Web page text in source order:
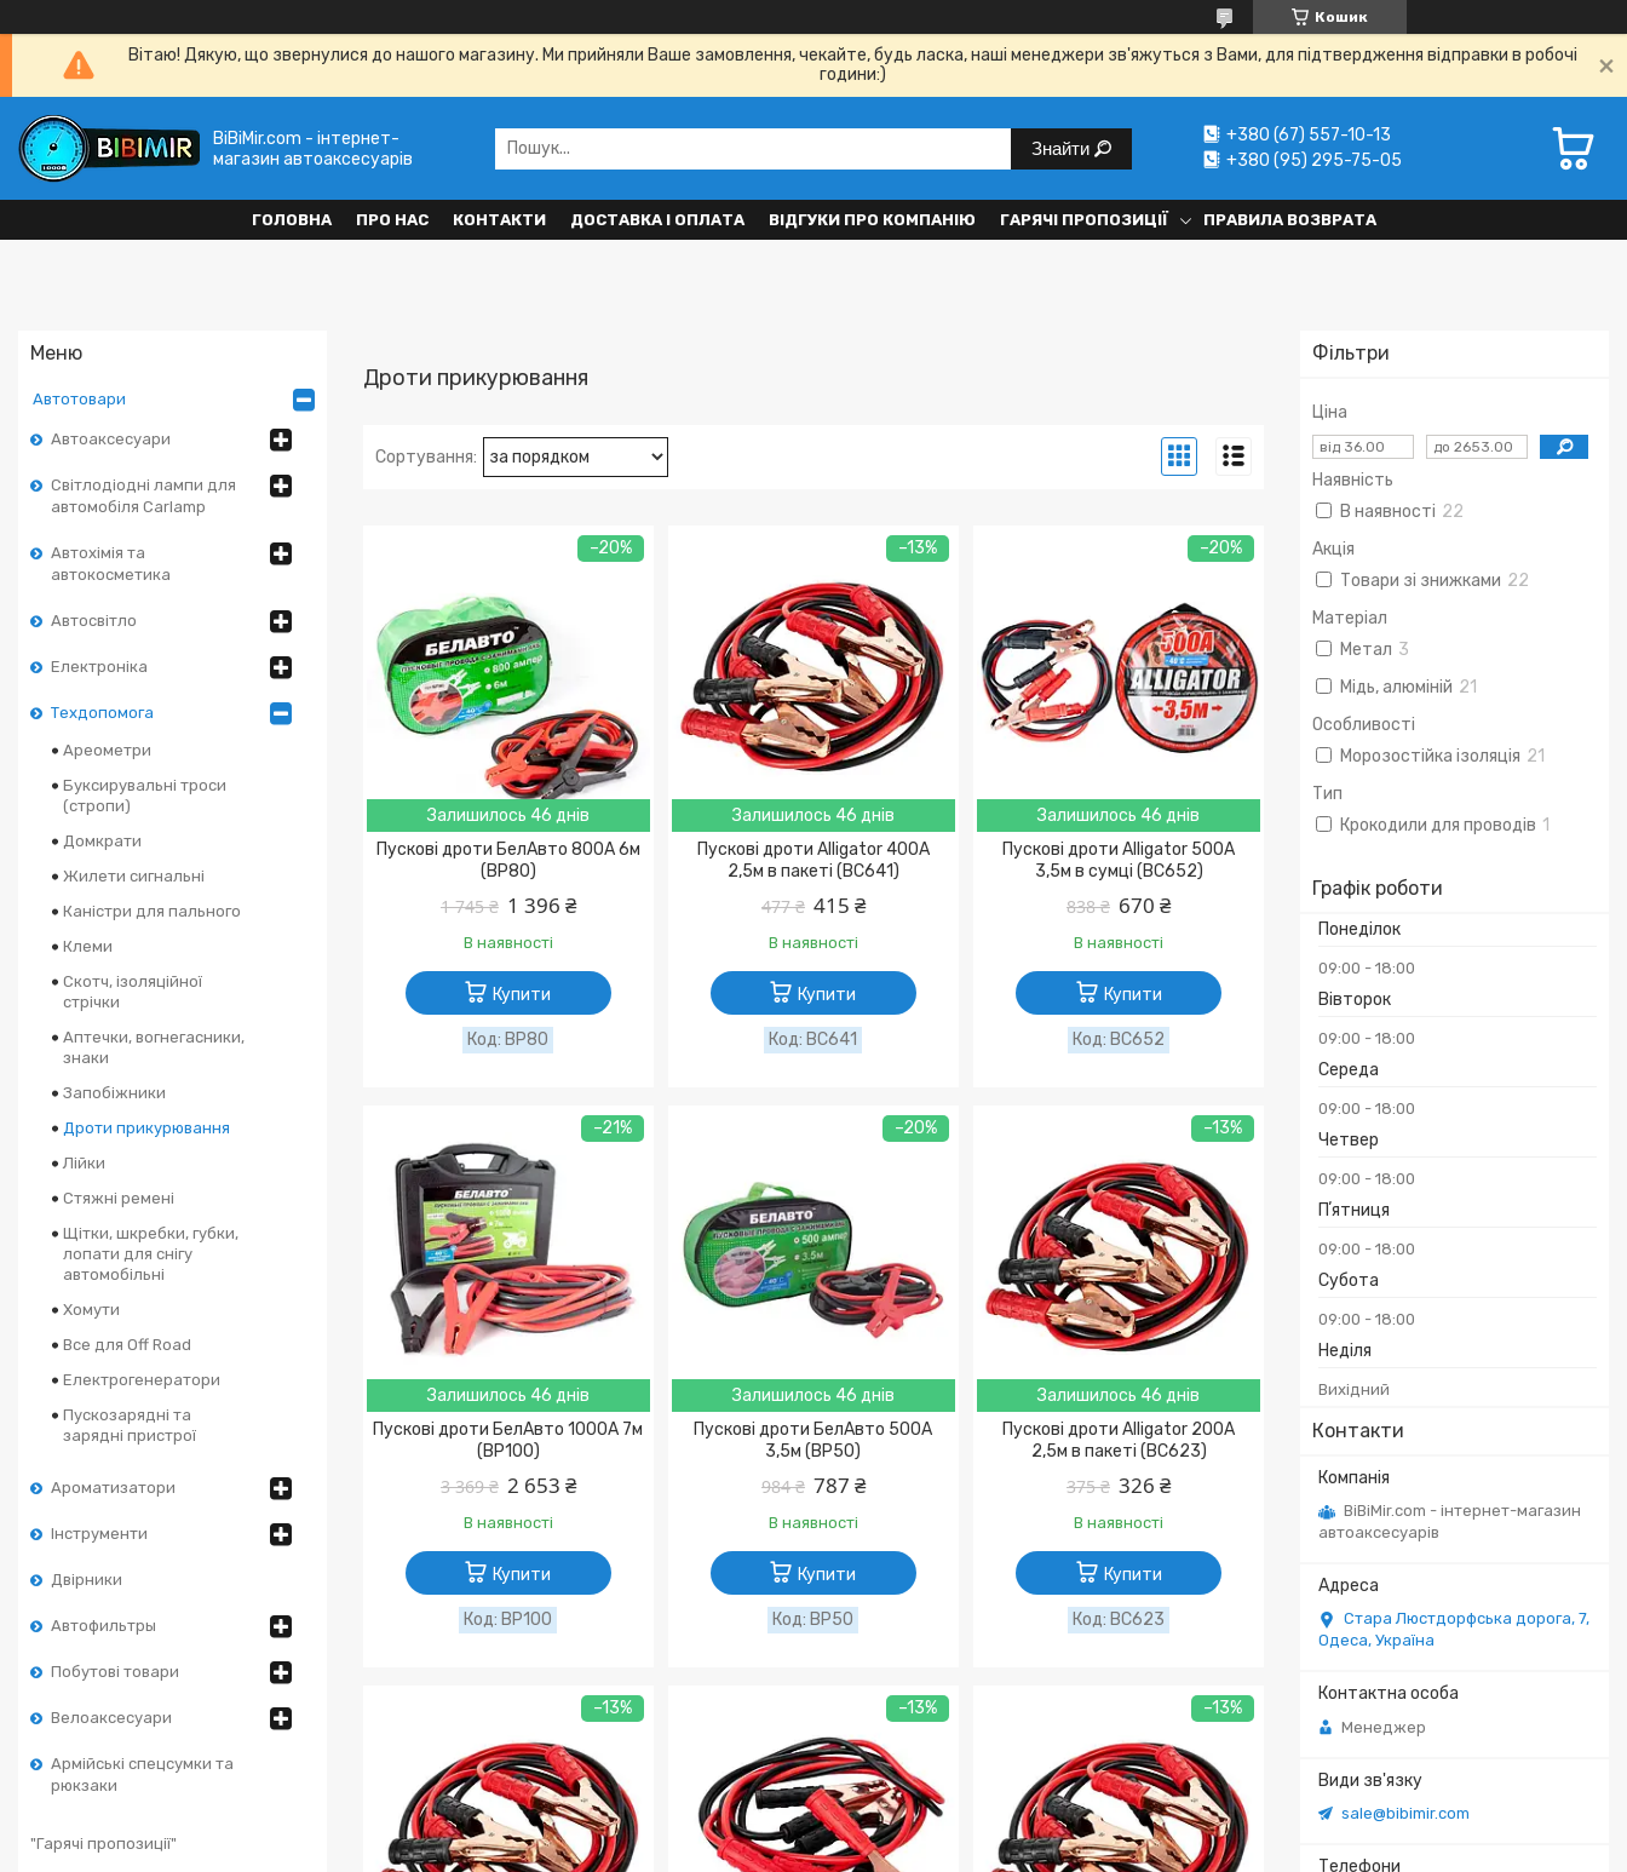
Кошик
Вітаю! Дякую, що звернулися до нашого магазину. Ми прийняли Ваше замовлення, чекайте, будь ласка, наші менеджери зв'яжуться з Вами, для підтвердження відправки в робочі
години:)
BiBiMir.com - інтернет-
магазин автоаксесуарів
Знайти
+380 (67) 557-10-13
+380 (95) 295-75-05
ГОЛОВНА ПРО НАС КОНТАКТИ ДОСТАВКА І ОПЛАТА ВІДГУКИ ПРО КОМПАНІЮ ГАРЯЧІ ПРОПОЗИЦІЇ ПРАВИЛА ВОЗВРАТА
Автотовари
Автоаксесуари
Світлодіодні лампи для
автомобіля Carlamp
Автохімія та
автокосметика
Автосвітло
Електроніка
Техдопомога
Ареометри
Буксирувальні троси
(стропи)
Домкрати
Жилети сигнальні
Каністри для пального
Клеми
Скотч, ізоляційної
стрічки
Аптечки, вогнегасники,
знаки
Запобіжники
Дроти прикурювання
Лійки
Стяжні ремені
Щітки, шкребки, губки,
лопати для снігу
автомобільні
Хомути
Все для Off Road
Електрогенератори
Пускозарядні та
зарядні пристрої
Ароматизатори
Інструменти
Двірники
Автофильтры
Побутові товари
Велоаксесуари
Армійські спецсумки та
рюкзаки
"Гарячі пропозиції"
Фільтри
Ціна
Наявність
В наявності 22
Акція
Товари зі знижками 22
Матеріал
Метал 3
Мідь, алюміній 21
Особливості
Морозостійка ізоляція 21
Тип
Крокодили для проводів 1
Графік роботи
Понеділок
09:00 18:00
Вівторок
09:00 18:00
Середа
09:00 18:00
Четвер
09:00 18:00
Пʼятниця
09:00 18:00
Субота
09:00 18:00
Неділя
Вихідний
Контакти
BiBiMir.com - інтернет-магазин
автоаксесуарів
Стара Люстдорфська дорога, 7,
Одеса, Україна
Менеджер
sale@bibimir.com
Дроти прикурювання
–20%
Залишилось 46 днів
Пускові дроти БелАвто 800A 6м
(BP80)
1 745 ₴ 1 396 ₴
В наявності
Купити
BP80
–13%
Залишилось 46 днів
Пускові дроти Alligator 400A
2,5м в пакеті (BC641)
477 ₴ 415 ₴
В наявності
Купити
BC641
–20%
Залишилось 46 днів
Пускові дроти Alligator 500A
3,5м в сумці (BC652)
838 ₴ 670 ₴
В наявності
Купити
BC652
–21%
Залишилось 46 днів
Пускові дроти БелАвто 1000A 7м
(BP100)
3 369 ₴ 2 653 ₴
В наявності
Купити
BP100
–20%
Залишилось 46 днів
Пускові дроти БелАвто 500A
3,5м (BP50)
984 ₴ 787 ₴
В наявності
Купити
BP50
–13%
Залишилось 46 днів
Пускові дроти Alligator 200A
2,5м в пакеті (BC623)
375 ₴ 326 ₴
В наявності
Купити
BC623
–13% –13% –13%